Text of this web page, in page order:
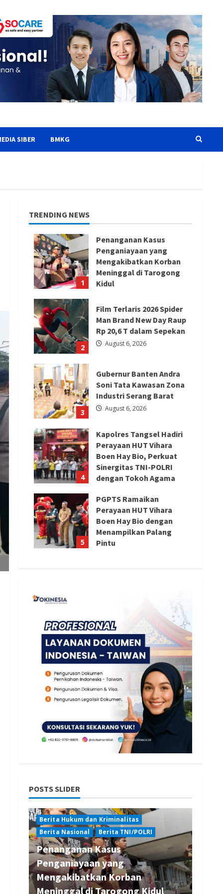
SIBER BMKG
TRENDING NEWS
1
Penanganan Kasus
Penganiayaan yang
Mengakibatkan Korban
Meninggal di Tarogong
Kidul
2
Film Terlaris 2026 Spider
Man Brand New Day Raup
Rp 20,6 T dalam Sepekan
August 6, 2026
3
Gubernur Banten Andra
Soni Tata Kawasan Zona
Industri Serang Barat
August 6, 2026
4
Kapolres Tangsel Hadiri
Perayaan HUT Vihara
Boen Hay Bio, Perkuat
Sinergitas TNI-POLRI
dengan Tokoh Agama
5
PGPTS Ramaikan
Perayaan HUT Vihara
Boen Hay Bio dengan
Menampilkan Palang
Pintu
POSTS SLIDER
Berita Hukum dan Kriminalitas
Berita Nasional
Berita TNI/POLRI
Penanganan Kasus
Penganiayaan yang
Mengakibatkan Korban
Meninggal di Tarogong Kidul